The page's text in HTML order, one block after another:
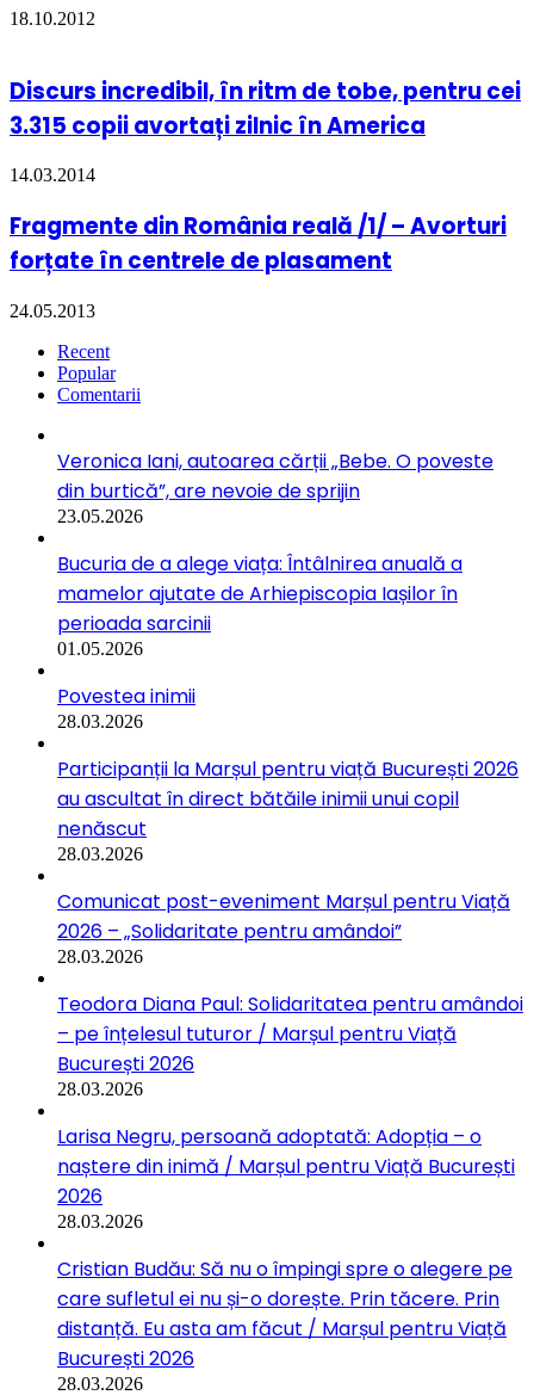
18.10.2012
Discurs incredibil, în ritm de tobe, pentru cei
3.315 copii avortați zilnic în America
14.03.2014
Fragmente din România reală /1/ – Avorturi
forțate în centrele de plasament
24.05.2013
Recent
Popular
Comentarii
Veronica Iani, autoarea cărții „Bebe. O poveste
din burtică”, are nevoie de sprijin
23.05.2026
Bucuria de a alege viața: Întâlnirea anuală a
mamelor ajutate de Arhiepiscopia Iașilor în
perioada sarcinii
01.05.2026
Povestea inimii
28.03.2026
Participanții la Marșul pentru viață București 2026
au ascultat în direct bătăile inimii unui copil
nenăscut
28.03.2026
Comunicat post-eveniment Marșul pentru Viață
2026 – „Solidaritate pentru amândoi”
28.03.2026
Teodora Diana Paul: Solidaritatea pentru amândoi
– pe înțelesul tuturor / Marșul pentru Viață
București 2026
28.03.2026
Larisa Negru, persoană adoptată: Adopția – o
naștere din inimă / Marșul pentru Viață București
2026
28.03.2026
Cristian Budău: Să nu o împingi spre o alegere pe
care sufletul ei nu și-o dorește. Prin tăcere. Prin
distanță. Eu asta am făcut / Marșul pentru Viață
București 2026
28.03.2026